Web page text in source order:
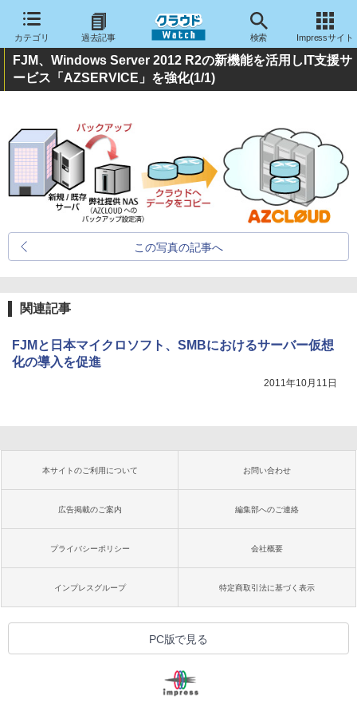
カテゴリ 過去記事 検索 Impressサイト
FJM、Windows Server 2012 R2の新機能を活用しIT支援サ
ービス「AZSERVICE」を強化(1/1)
この写真の記事へ
関連記事
FJMと日本マイクロソフト、SMBにおけるサーバー仮想
化の導入を促進
2011年10月11日
本サイトのご利用について お問い合わせ
広告掲載のご案内 編集部へのご連絡
プライバシーポリシー 会社概要
インプレスグループ 特定商取引法に基づく表示
PC版で見る